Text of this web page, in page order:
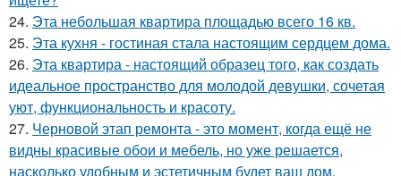
24. Эта небольшая квартира площадью всего 16 кв.
25. Эта кухня - гостиная стала настоящим сердцем дома.
26. Эта квартира - настоящий образец того, как создать
идеальное пространство для молодой девушки, сочетая
уют, функциональность и красоту.
27. Черновой этап ремонта - это момент, когда ещё не
видны красивые обои и мебель, но уже решается,
насколько удобным и эстетичным будет ваш дом.